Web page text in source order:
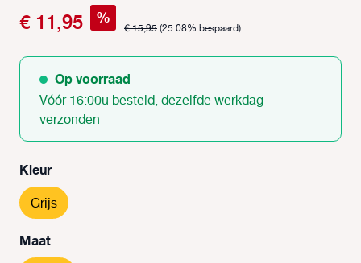
€ 11,95 % € 15,95(25.08% bespaard)
Op voorraad
Vóór 16:00u besteld, dezelfde werkdag
verzonden
Selecteer
Kleur
Grijs
Selecteer
Maat